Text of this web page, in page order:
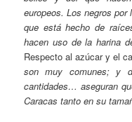
europeos. Los negros
que está hecho de
hacen uso de la harina
Respecto al azúcar y el
son muy comunes; y
cantidades… aseguran
Caracas tanto en su